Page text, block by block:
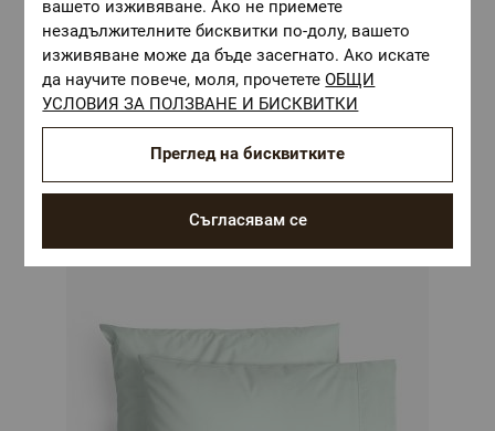
Комбинирай с
вашето изживяване. Ако не приемете
незадължителните бисквитки по-долу, вашето
изживяване може да бъде засегнато. Ако искате
да научите повече, моля, прочететеОБЩИ
УСЛОВИЯ ЗА ПОЛЗВАНЕ И БИСКВИТКИ
Съгласявам се
Преглед на бисквитките